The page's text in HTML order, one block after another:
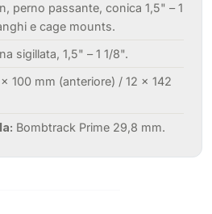
perno passante, conica 1,5" – 1
e cage mounts.
sigillata, 1,5" – 1 1/8".
100 mm (anteriore) / 12 × 142
Bombtrack Prime 29,8 mm.